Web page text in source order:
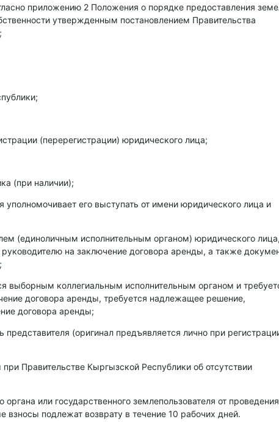
приложению 2 Положения о порядке предоставления
утвержденным постановлением Правительства
(перерегистрации) юридического лица;
(при наличии);
уполномочивает его выступать от имени юридического лица и
(единоличным исполнительным органом) юридического лица,
на заключение договора аренды, а также
выборным коллегиальным исполнительным органом и
договора аренды, требуется надлежащее решение,
договора аренды;
(оригинал предъявляется лично при
Правительстве Кыргызской Республики об отсутствии
или государственного землепользователя от проведения
взносы подлежат возврату в течение 10 рабочих дней.